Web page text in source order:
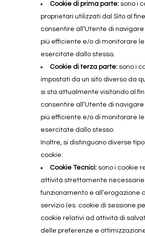
Cookie di prima parte: sono i
proprietari utilizzati dal Sito al
consentire all’Utente di
più efficiente e/o di monitorare le
esercitate dallo stesso;
Cookie di terza parte: sono i
impostati da un sito diverso da
si sta attualmente visitando al
consentire all’Utente di
più efficiente e/o di monitorare le
esercitate dallo stesso.
Inoltre, si distinguono diverse
cookie:
Cookie Tecnici: sono i cookie
attività strettamente necessarie
funzionamento e all’erogazione
servizio (es. cookie di sessione
cookie relativi ad attività di
delle preferenze e